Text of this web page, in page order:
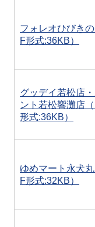
フォレオひびき
F形式:36KB）
グッデイ若松店・
ント若松響灘店
形式:36KB）
ゆめマート永犬
F形式:32KB）